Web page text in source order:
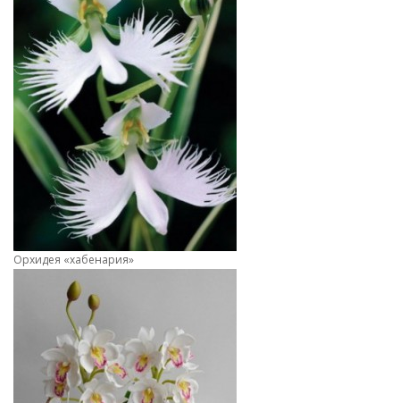
Орхидея «хабенария»